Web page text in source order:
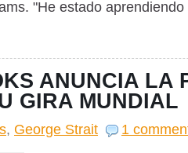
"He estado
ANUNCIA LA
GIRA MUNDIAL
, George Strait
1